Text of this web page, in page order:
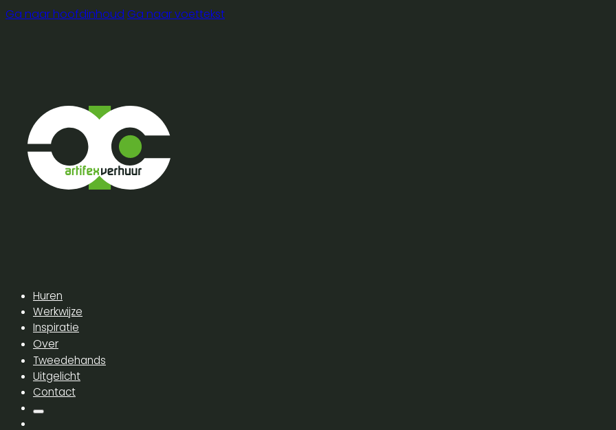
Ga naar hoofdinhoud Ga naar voettekst
Huren
Werkwijze
Inspiratie
Over
Tweedehands
Uitgelicht
Contact